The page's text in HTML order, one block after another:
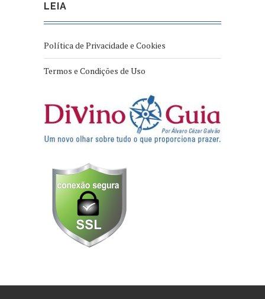
LEIA
Política de Privacidade e Cookies
Termos e Condições de Uso